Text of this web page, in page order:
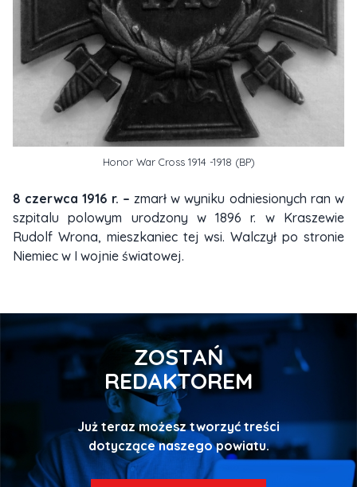
Honor War Cross 1914 -1918 (BP)
8 czerwca 1916 r. – zmarł w wyniku odniesionych ran w
szpitalu polowym urodzony w 1896 r. w Kraszewie
Rudolf Wrona, mieszkaniec tej wsi. Walczył po stronie
Niemiec w I wojnie światowej.
ZOSTAŃ
REDAKTOREM
Już teraz możesz tworzyć treści
dotyczące naszego powiatu.